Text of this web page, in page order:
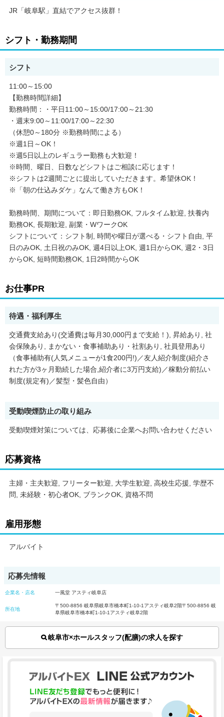
JR「岐阜駅」直結でアクセス抜群！
シフト・勤務期間
シフト
11:00～15:00
【勤務時間詳細】
勤務時間：・平日11:00～15:00/17:00～21:30
・週末9:00～11:00/17:00～22:30
（休憩0～180分 ※勤務時間による）
※週1日～OK！
※週5日以上のレギュラー勤務も大歓迎！
※時間、曜日、日数などシフトはご相談に応じます！
※シフトは2週間ごとに提出していただきます。希望休OK！
※「朝の仕込みダケ」なんて働き方もOK！
勤務時間、期間について：即日勤務OK, フルタイム歓迎, 扶養内
勤務OK, 長期歓迎, 副業・WワークOK
シフトについて：シフト制, 時間や曜日が選べる・シフト自由, 平
日のみOK, 土日祝のみOK, 週4日以上OK, 週1日からOK, 週2・3日
からOK, 短時間勤務OK, 1日2時間からOK
お仕事PR
待遇・福利厚生
交通費支給あり(交通費は毎月30,000円まで支給！), 昇給あり, 社
会保険あり, まかない・食事補助あり・社割あり, 社員登用あり
（食事補助有(人気メニューが1食200円!)／友人紹介制度(紹介さ
れた方が3ヶ月勤続した場合,紹介者に3万円支給)／稼動分前払い
制度(規定有)／髪型・髪色自由）
受動喫煙防止の取り組み
受動喫煙対策については、応募後に企業へお問い合わせください
応募資格
主婦・主夫歓迎, フリーター歓迎, 大学生歓迎, 高校生応援, 学歴不
問, 未経験・初心者OK, ブランクOK, 資格不問
雇用形態
アルバイト
応募先情報
企業名・店名 一風堂 アスティ岐阜店
所在地
〒500-8856 岐阜県岐阜市橋本町1-10-1アスティ岐阜2階〒500-8856 岐
阜県岐阜市橋本町1-10-1アスティ岐阜2階
岐阜市×ホールスタッフ(配膳)の求人を探す